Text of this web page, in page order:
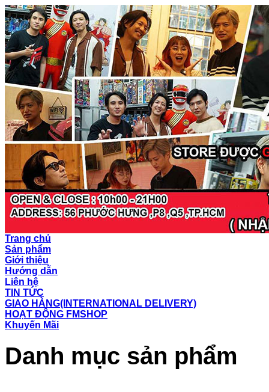
Trang chủ
Sản phẩm
Giới thiệu
Hướng dẫn
Liên hệ
TIN TỨC
GIAO HÀNG(INTERNATIONAL DELIVERY)
HOẠT ĐỘNG FMSHOP
Khuyến Mãi
Danh mục sản phẩm